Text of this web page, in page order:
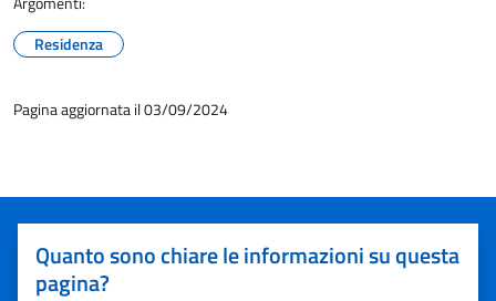
Residenza
Pagina aggiornata il 03/09/2024
Quanto sono chiare le informazioni su questa
pagina?